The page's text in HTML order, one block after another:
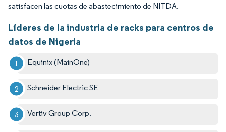
satisfacen las cuotas de abastecimiento de NITDA.
Líderes de la industria de racks para centros de
datos de Nigeria
Equinix (MainOne)
Schneider Electric SE
Vertiv Group Corp.